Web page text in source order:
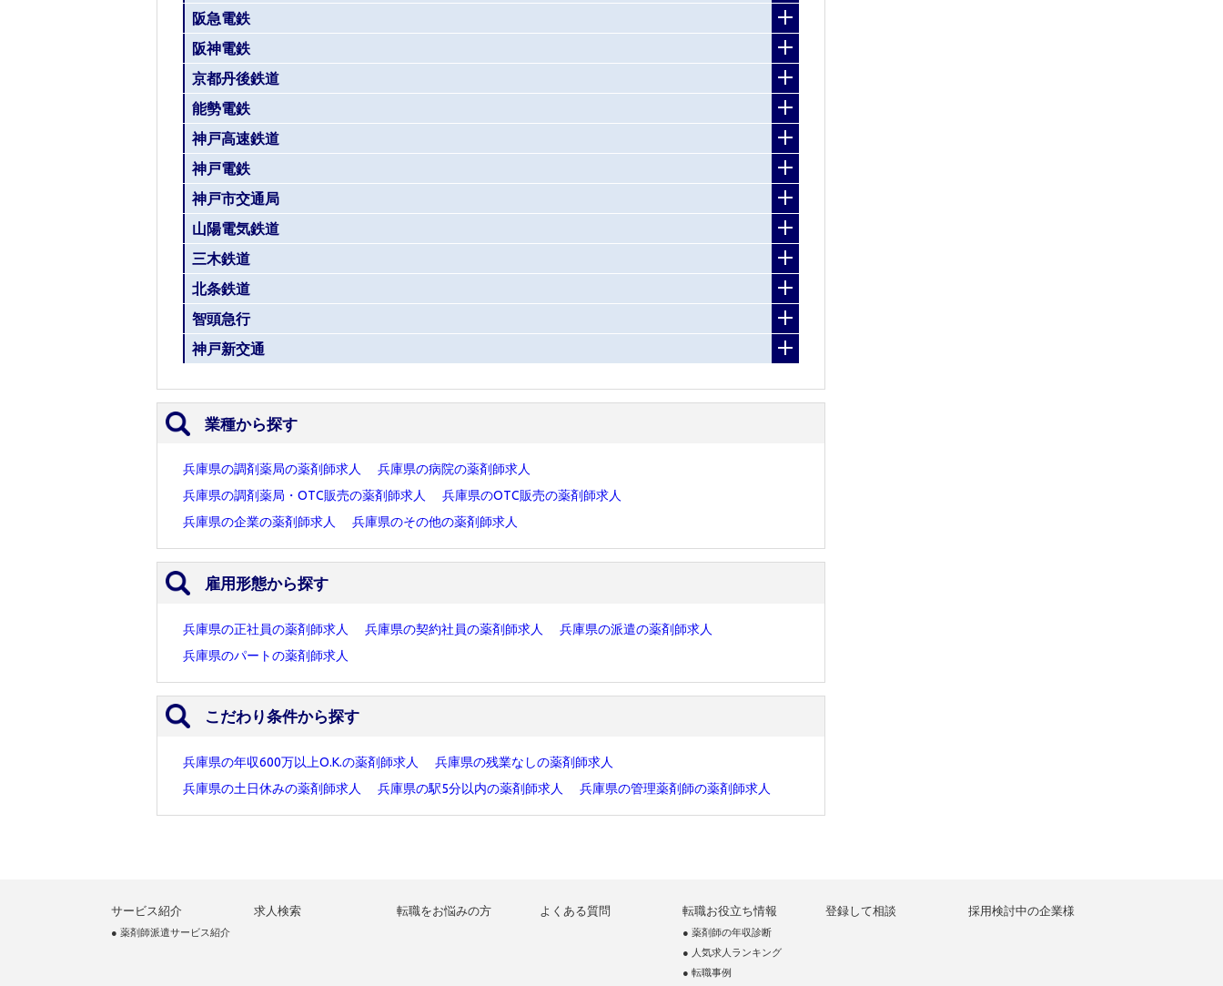
阪急電鉄
阪神電鉄
京都丹後鉄道
能勢電鉄
神戸高速鉄道
神戸電鉄
神戸市交通局
山陽電気鉄道
三木鉄道
北条鉄道
智頭急行
神戸新交通
業種から探す
兵庫県の調剤薬局の薬剤師求人
兵庫県の病院の薬剤師求人
兵庫県の調剤薬局・OTC販売の薬剤師求人
兵庫県のOTC販売の薬剤師求人
兵庫県の企業の薬剤師求人
兵庫県のその他の薬剤師求人
雇用形態から探す
兵庫県の正社員の薬剤師求人 兵庫県の契約社員の薬剤師求人
兵庫県の派遣の薬剤師求人
兵庫県のパートの薬剤師求人
こだわり条件から探す
兵庫県の年収600万以上O.K.の薬剤師求人
兵庫県の残業なしの薬剤師求人
兵庫県の土日休みの薬剤師求人
兵庫県の駅5分以内の薬剤師求人 兵庫県の管理薬剤師の薬剤師求人
サービス紹介
● 薬剤師派遣サービス紹介
求人検索 転職をお悩みの方 よくある質問 転職お役立ち情報
● 薬剤師の年収診断
● 人気求人ランキング
● 転職事例
登録して相談 採用検討中の企業様